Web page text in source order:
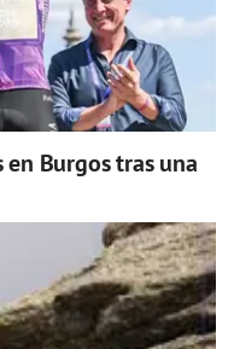
Burgos tras una